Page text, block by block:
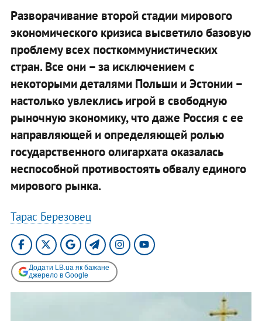
Разворачивание второй стадии мирового
экономического кризиса высветило базовую
проблему всех посткоммунистических
стран. Все они – за исключением с
некоторыми деталями Польши и Эстонии –
настолько увлеклись игрой в свободную
рыночную экономику, что даже Россия с ее
направляющей и определяющей ролью
государственного олигархата оказалась
неспособной противостоять обвалу единого
мирового рынка.
Тарас Березовец
Додати LB.ua як бажане
джерело в Google